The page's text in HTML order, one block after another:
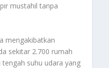
mustahil tanpa
mengakibatkan
sekitar 2.700 rumah
suhu udara yang